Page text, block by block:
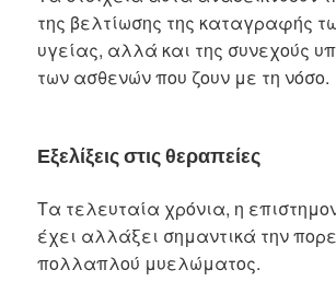
της βελτίωσης της καταγραφής
υγείας, αλλά και της συνεχούς
των ασθενών που ζουν με τη νόσο.
Εξελίξεις στις θεραπείες
Τα τελευταία χρόνια, η
έχει αλλάξει σημαντικά την
πολλαπλού μυελώματος.